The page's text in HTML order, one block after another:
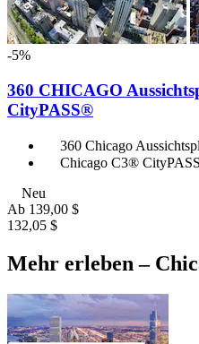
-5%
360 CHICAGO
CityPASS®
360 Chicago
Chicago C3®
Neu
Ab 139,00 $
132,05 $
Mehr erleben –